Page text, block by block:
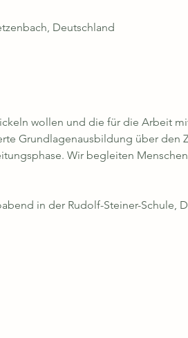
Deutschland
wollen und die für die Arbeit
Grundlagenausbildung über den
Wir begleiten
in der Rudolf-Steiner-Schule,